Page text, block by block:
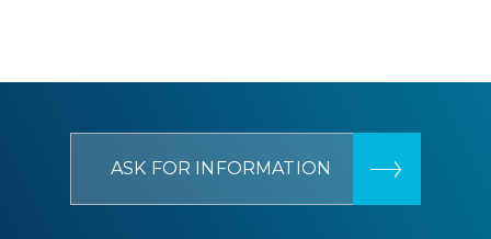
ASK FOR INFORMATION